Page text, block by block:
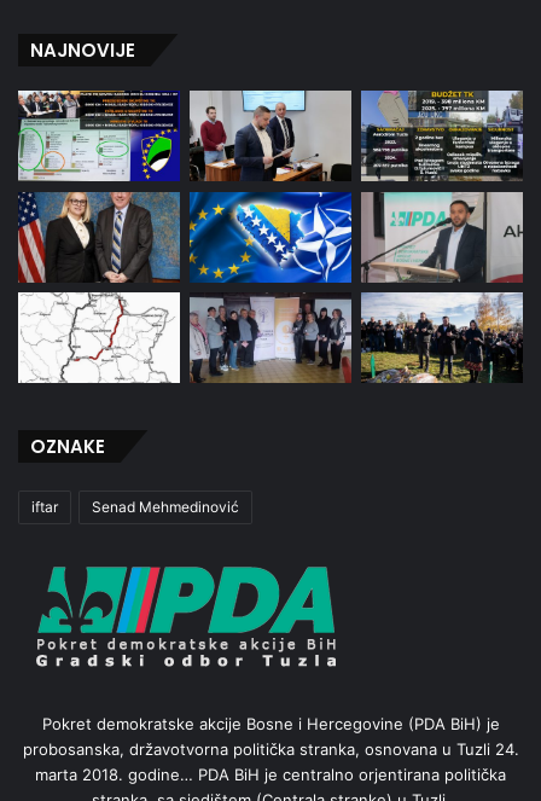
NAJNOVIJE
OZNAKE
iftar Senad Mehmedinović
Pokret demokratske akcije Bosne i Hercegovine (PDA BiH) je
probosanska, državotvorna politička stranka, osnovana u Tuzli 24.
marta 2018. godine… PDA BiH je centralno orjentirana politička